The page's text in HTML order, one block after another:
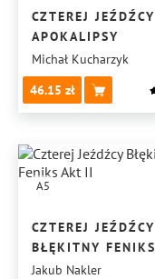
CZTEREJ JEŹDŹCY
APOKALIPSY
Michał Kucharzyk
46.15
A5
CZTEREJ JEŹDŹCY
BŁĘKITNY FENIKS
AKT II
Jakub Nakler